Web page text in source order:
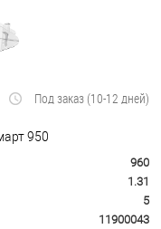
Под заказ (10-12 дней)
950
960
1.31
5
11900043